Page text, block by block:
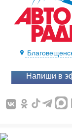
Напиши в